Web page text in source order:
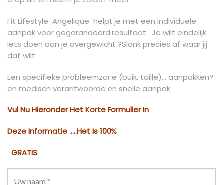
Fit Lifestyle-Angelique helpt je met een individuele
aanpak voor gegarandeerd resultaat . Je wilt eindelijk
iets doen aan je overgewicht ?Slank precies af waar jij
dat wilt .
Een specifieke probleemzone (buik, taille)… aanpakken?
en medisch verantwoorde en snelle aanpak
Vul Nu Hieronder Het Korte Formulier In
Deze Informatie …..Het Is 100%
GRATIS